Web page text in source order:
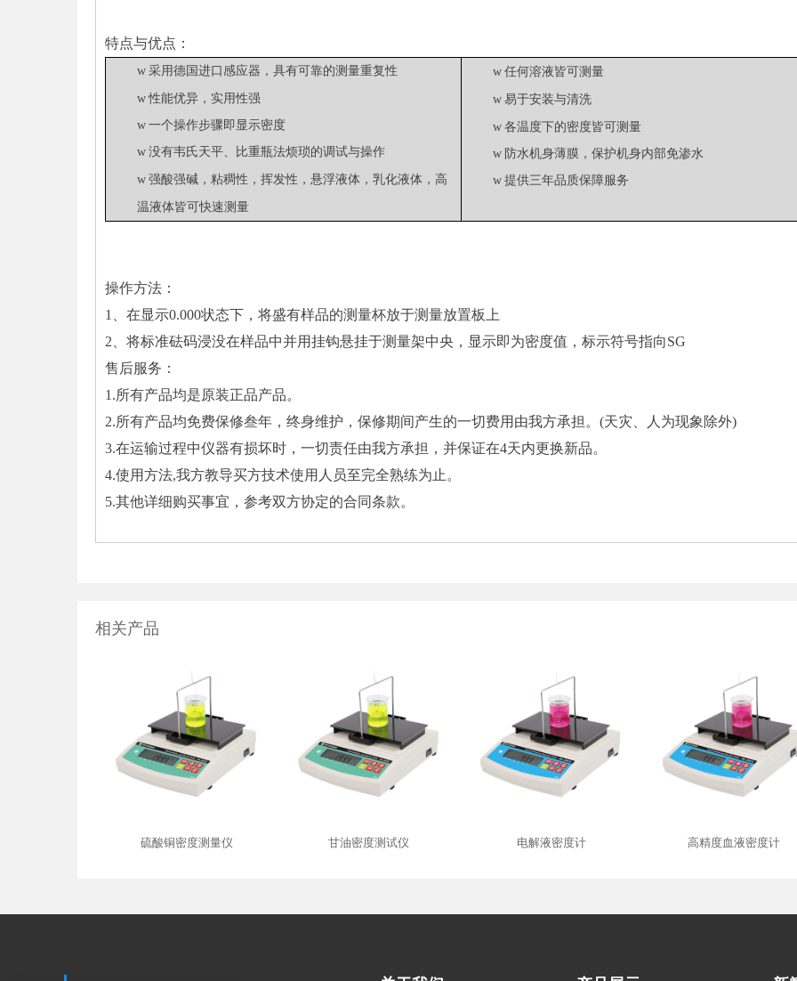
特点与优点：
w 采用德国进口感应器，具有可靠的测量重复性
w性能优异， 实用性强
w 一个操作步骤即显示密度
w 没有韦氏天平、比重瓶法烦琐的调试与操作
w 强酸强碱， 粘稠性，挥发性，悬浮液体，乳化液体，高
温液体皆可快速测量
w 任何溶液皆可测量
w 易于安装与清洗
w 各温度下的密度皆可测量
w 防水机身薄膜，保护机身内部免渗水
w 提供三年品质保障服务
操作方法：
1、在显示0.000状态下，将盛有样品的测量杯放于测量放置板上
2、将标准砝码浸没在样品中并用挂钩悬挂于测量架中央，显示即为密度值，标示符号指向SG
售后服务：
1.所有产品均是原装正品产品。
2.所有产品均免费保修叁年，终身维护，保修期间产生的一切费用由我方承担。(天灾、人为现象除外)
3.在运输过程中仪器有损坏时，一切责任由我方承担，并保证在4天内更换新品。
4.使用方法,我方教导买方技术使用人员至完全熟练为止。
5.其他详细购买事宜，参考双方协定的合同条款。
相关产品
硫酸铜密度测量仪 甘油密度测试仪 电解液密度计 高精度血液密度计